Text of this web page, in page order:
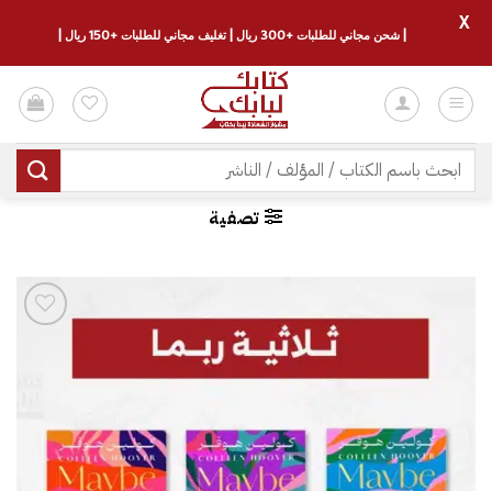
للمحتوى
البحث
عن:
تصفية
| شحن مجاني للطلبات +300 ريال | تغليف مجاني للطلبات +150 ريال |
X